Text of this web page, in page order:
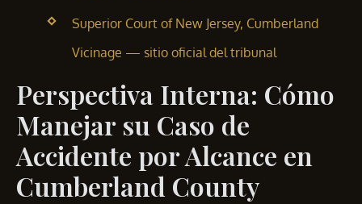
Superior Court of New Jersey, Cumberland
Vicinage — sitio oficial del tribunal
Perspectiva Interna: Cómo
Manejar su Caso de
Accidente por Alcance en
Cumberland County